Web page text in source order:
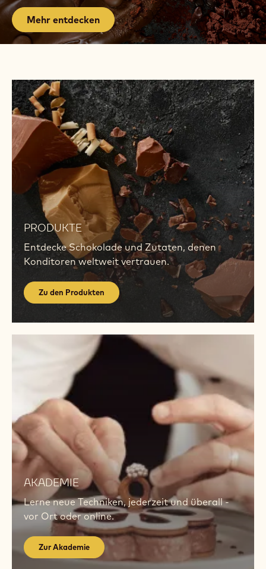
Mehr entdecken
PRODUKTE
Entdecke Schokolade und Zutaten, denen
Konditoren weltweit vertrauen.
Zu den Produkten
den
Produkten
Zu
den
Produkten
AKADEMIE
Lerne neue Techniken, jederzeit und überall -
vor Ort oder online.
Zur Akademie
Zur
Akademie